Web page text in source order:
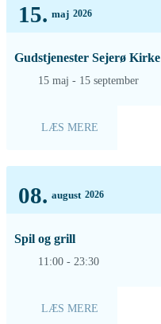
15. maj 2026
Gudstjenester Sejerø Kirke
15 maj - 15 september
LÆS MERE
08. august 2026
Spil og grill
11:00 - 23:30
LÆS MERE